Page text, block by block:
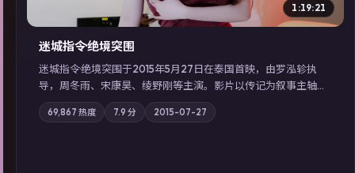
1:19:21
迷城指令·绝境突围
迷城指令·绝境突围于2015年5月27日在泰国首映，由罗泓轸执
导，周冬雨、宋康昊、绫野刚等主演。影片以传记为叙事主轴，
记忆碎片重组后，主角发现自己从未活过“真实”的一天；摄影与
配乐强化地域气质；站内亦可通过「国产免费观看高清电视剧在
69,867 热度 7.9 分 2015-07-27